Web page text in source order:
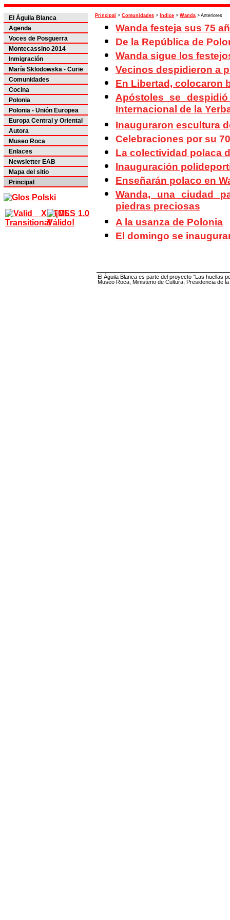
El Águila Blanca
Agenda
Voces de Posguerra
Montecassino 2014
Inmigración
María Sklodowska - Curie
Comunidades
Cocina
Polonia
Polonia - Unión Europea
Europa Central y Oriental
Autora
Museo Roca
Enlaces
Newsletter EAB
Mapa del sitio
Principal
Principal > Comunidades > Indice > Wanda > Anteriores
Wanda festeja sus 75
De la República de
Wanda sigue los
Vecinos despidieron a
En Libertad, colocaron
Apóstoles se
Internacional de la
Inauguraron escultura
Celebraciones por su
La colectividad polaca
Inauguración
Enseñarán polaco en
Wanda, una ciudad
piedras preciosas
A la usanza de Polonia
El domingo se
El Águila Blanca es parte del proyecto “Las huellas
Museo Roca, Ministerio de Cultura, Presidencia de